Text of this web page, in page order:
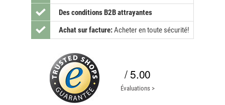
Des conditions B2B attrayantes
Achat sur facture:Acheter en toute sécurité!
/ 5.00
Évaluations >